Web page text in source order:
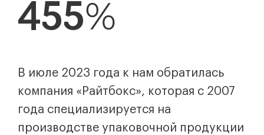
455%
В июле 2023 года к нам обратилась
компания «Райтбокс», которая с 2007
года специализируется на
производстве упаковочной продукции